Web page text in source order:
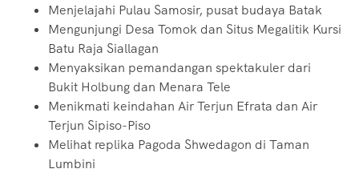
Menjelajahi Pulau Samosir, pusat budaya Batak
Mengunjungi Desa Tomok dan Situs Megalitik Kursi
Batu Raja Siallagan
Menyaksikan pemandangan spektakuler dari
Bukit Holbung dan Menara Tele
Menikmati keindahan Air Terjun Efrata dan Air
Terjun Sipiso-Piso
Melihat replika Pagoda Shwedagon di Taman
Lumbini